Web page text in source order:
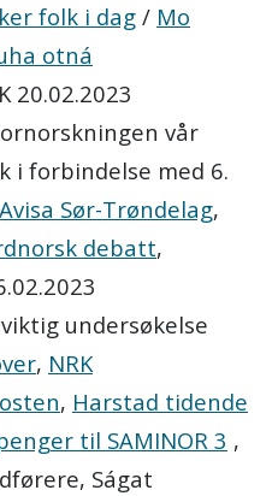
folk i dag / Mo
otná
20.02.2023
vår
i forbindelse med 6.
Avisa Sør-Trøndelag,
debatt,
undersøkelse
, NRK
, Harstad tidende
til SAMINOR 3 ,
Ságat